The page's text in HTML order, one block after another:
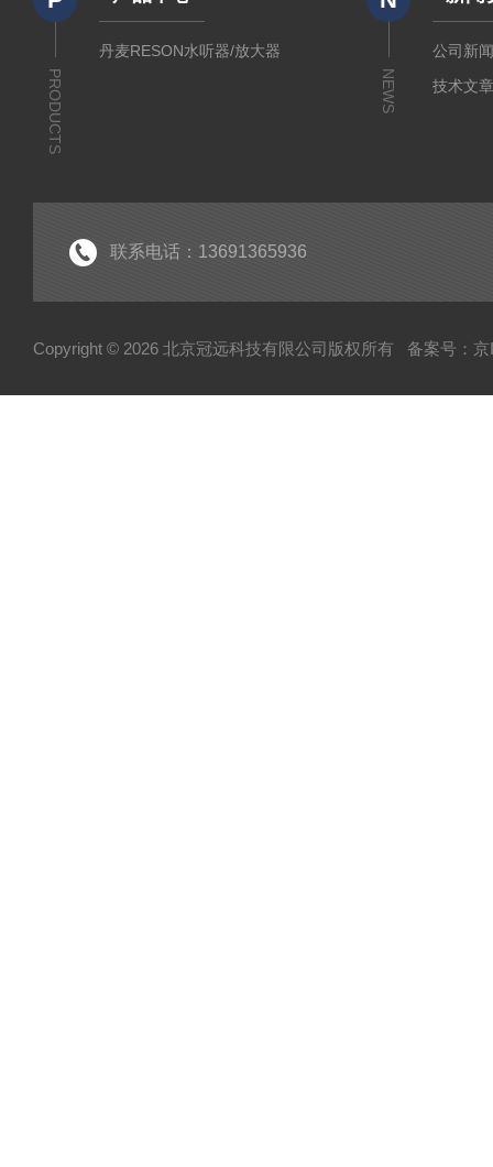
PRODUCTS
丹麦RESON水听器/放大器
NEWS
公司新
技术文
联系电话：13691365936
Copyright © 2026 北京冠远科技有限公司版权所有 备案号：